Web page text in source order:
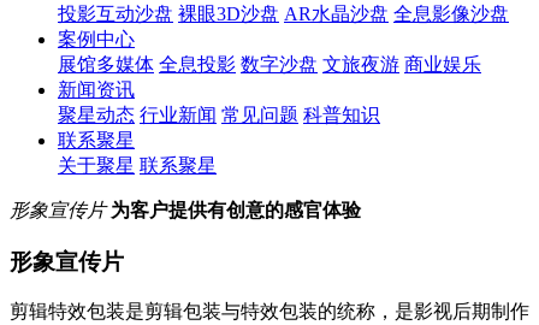
投影互动沙盘 裸眼3D沙盘 AR水晶沙盘 全息影像沙盘
案例中心
展馆多媒体 全息投影 数字沙盘 文旅夜游 商业娱乐
新闻资讯
聚星动态 行业新闻 常见问题 科普知识
联系聚星
关于聚星 联系聚星
形象宣传片 为客户提供有创意的感官体验
形象宣传片
剪辑特效包装是剪辑包装与特效包装的统称，是影视后期制作